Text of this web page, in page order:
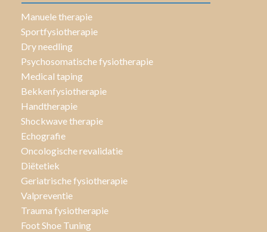
Manuele therapie
Sportfysiotherapie
Dry needling
Psychosomatische fysiotherapie
Medical taping
Bekkenfysiotherapie
Handtherapie
Shockwave therapie
Echografie
Oncologische revalidatie
Diëtetiek
Geriatrische fysiotherapie
Valpreventie
Trauma fysiotherapie
Foot Shoe Tuning